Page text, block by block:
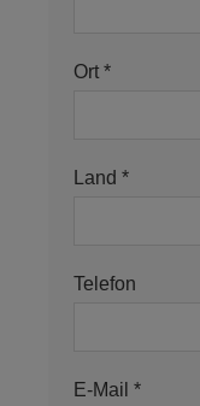
Ort *
Land *
Telefon
E-Mail *